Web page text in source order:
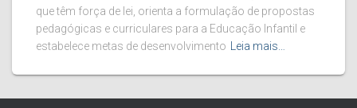
que têm força de lei, orienta a formulação de propostas
pedagógicas e curriculares para a Educação Infantil e
estabelece metas de desenvolvimento
Leia mais…